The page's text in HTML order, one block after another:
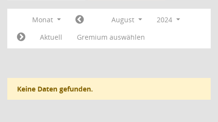
Monat August
2024
Aktuell
Gremium auswählen
Keine Daten gefunden.